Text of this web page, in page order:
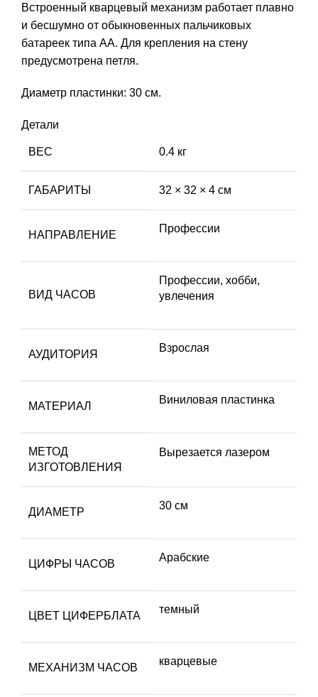
Встроенный кварцевый механизм работает плавно
и бесшумно от обыкновенных пальчиковых
батареек типа АА. Для крепления на стену
предусмотрена петля.
Диаметр пластинки: 30 см.
Детали
ВЕС 0.4 кг
ГАБАРИТЫ 32 × 32 × 4 см
НАПРАВЛЕНИЕ
Профессии
ВИД ЧАСОВ
Профессии, хобби,
увлечения
АУДИТОРИЯ
Взрослая
МАТЕРИАЛ
Виниловая пластинка
МЕТОД
ИЗГОТОВЛЕНИЯ
Вырезается лазером
ДИАМЕТР
30 см
ЦИФРЫ ЧАСОВ
Арабские
ЦВЕТ ЦИФЕРБЛАТА
темный
МЕХАНИЗМ ЧАСОВ
кварцевые